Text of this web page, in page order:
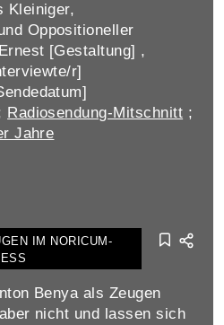
Kleiniger,
Oppositioneller
[Gestaltung] ,
r]
Radiosendung-Mitschnitt ;
Jahre
IM NORICUM-
Benya als Zeugen
nicht und lassen sich